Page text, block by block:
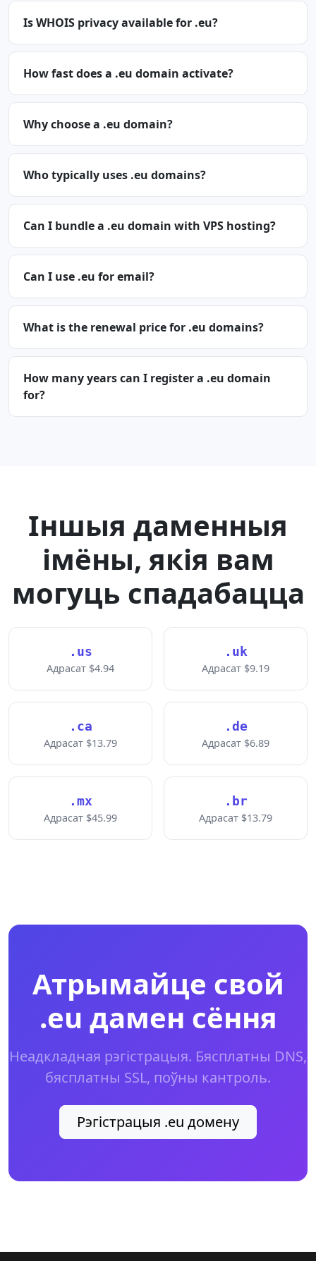
Is WHOIS privacy available for .eu?
How fast does a .eu domain activate?
Why choose a .eu domain?
Who typically uses .eu domains?
Can I bundle a .eu domain with VPS hosting?
Can I use .eu for email?
What is the renewal price for .eu domains?
How many years can I register a .eu domain
for?
Іншыя даменныя
імёны, якія вам
могуць спадабацца
.us
Адрасат $4.94
.uk
Адрасат $9.19
.ca
Адрасат $13.79
.de
Адрасат $6.89
.mx
Адрасат $45.99
.br
Адрасат $13.79
Атрымайце свой
.eu дамен сёння
Неадкладная рэгістрацыя. Бясплатны DNS,
бясплатны SSL, поўны кантроль.
Рэгістрацыя .eu домену